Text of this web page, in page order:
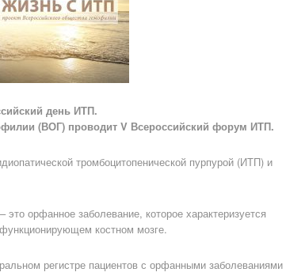
день ИТП.
(ВОГ) проводит V Всероссийский форум ИТП.
тромбоцитопенической пурпурой (ИТП) и
орфанное заболевание, которое характеризуется
костном мозге.
регистре пациентов с орфанными заболеваниями